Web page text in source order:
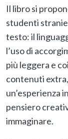
Il libro si
studenti
testo: il
l’uso di
più leggera e
contenuti
un’esperienza
pensiero
immaginare.